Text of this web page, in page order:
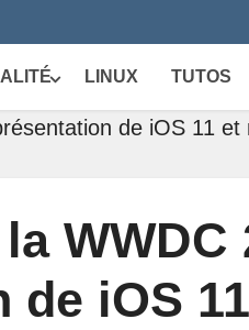
LINUX TUTOS
de iOS 11
WWDC
de iOS